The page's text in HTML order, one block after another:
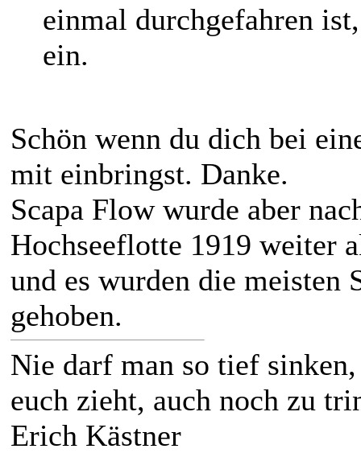
einmal durchgefahren
ein.
Schön wenn du dich bei
mit einbringst. Danke.
Scapa Flow wurde aber
Hochseeflotte 1919 weiter
und es wurden die meisten
gehoben.
Nie darf man so tief
euch zieht, auch noch zu
Erich Kästner